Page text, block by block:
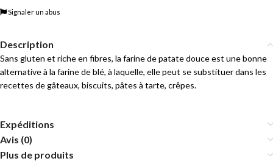
Signaler un abus
Description
Sans gluten et riche en fibres, la farine de patate douce est une bonne
alternative à la farine de blé, à laquelle, elle peut se substituer dans les
recettes de gâteaux, biscuits, pâtes à tarte, crêpes.
Expéditions
Avis (0)
Plus de produits